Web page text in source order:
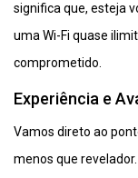
significa que, esteja
uma Wi-Fi quase
comprometido.
Experiência e
Vamos direto ao
menos que